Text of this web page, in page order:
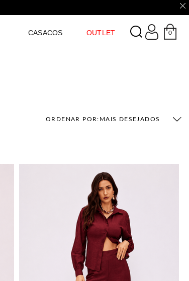
CASACOS OUTLET 0
ORDENAR POR: MAIS DESEJADOS